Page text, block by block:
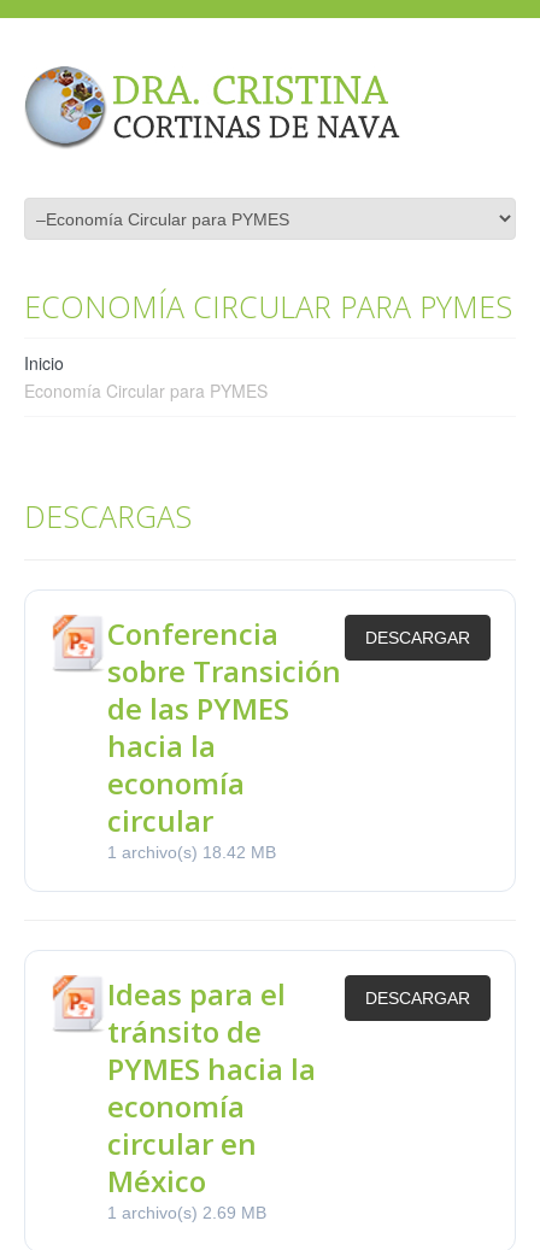
ECONOMÍA CIRCULAR PARA PYMES
Inicio
Economía Circular para PYMES
DESCARGAS
Conferencia
sobre Transición
de las PYMES
hacia la
economía
circular
1 archivo(s) 18.42 MB
DESCARGAR
Ideas para el
tránsito de
PYMES hacia la
economía
circular en
México
1 archivo(s) 2.69 MB
DESCARGAR